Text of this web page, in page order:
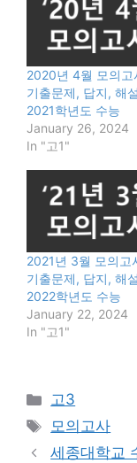
2020년 4월 모의고
기출문제, 답지, 해설
2021학년도 수능
January 26, 2024
In "고1"
2021년 3월 모의고
기출문제, 답지, 해설
2022학년도 수능
January 22, 2024
In "고1"
Categories
고3
Tags
모의고사
세종대학교